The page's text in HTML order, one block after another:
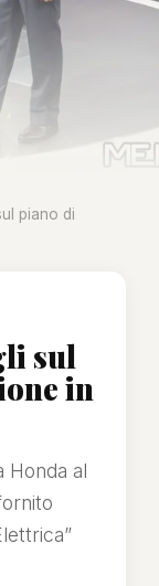
piano di
sul
in
Honda al